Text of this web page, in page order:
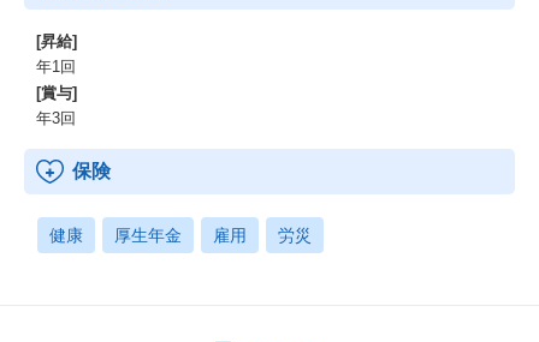
[昇給]
年1回
[賞与]
年3回
保険
健康 厚生年金 雇用 労災